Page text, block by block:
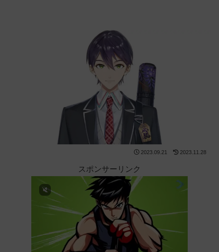
2023.09.21 2023.11.28
スポンサーリンク